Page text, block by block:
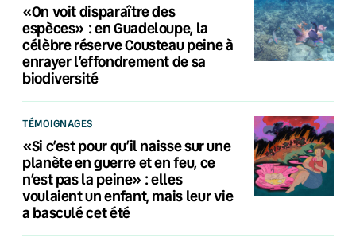
«On voit disparaître des
espèces» : en Guadeloupe, la
célèbre réserve Cousteau peine à
enrayer l’effondrement de sa
biodiversité
TÉMOIGNAGES
«Si c’est pour qu’il naisse sur une
planète en guerre et en feu, ce
n’est pas la peine» : elles
voulaient un enfant, mais leur vie
a basculé cet été